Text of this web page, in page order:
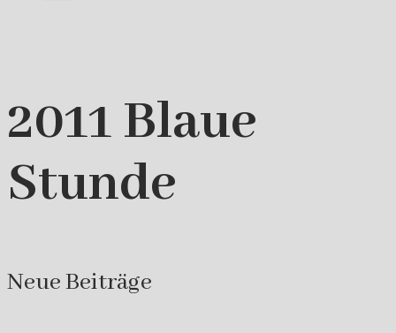
2011 Blaue
Stunde
Neue Beiträge